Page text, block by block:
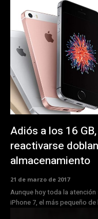
Adiós a los 16
reactivarse
almacenamiento
21 de marzo de 2017
Aunque hoy toda la
iPhone 7, el más pequeño de